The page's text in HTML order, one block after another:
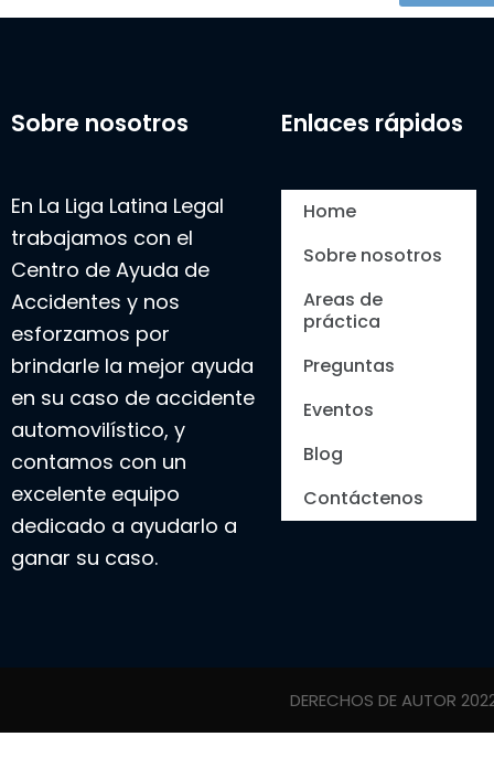
Sobre nosotros
En La Liga Latina Legal
trabajamos con el
Centro de Ayuda de
Accidentes y nos
esforzamos por
brindarle la mejor ayuda
en su caso de accidente
automovilístico, y
contamos con un
excelente equipo
dedicado a ayudarlo a
ganar su caso.
Enlaces rápidos
Home
Sobre nosotros
Areas de
práctica
Preguntas
Eventos
Blog
Contáctenos
DERECHOS DE AUTOR